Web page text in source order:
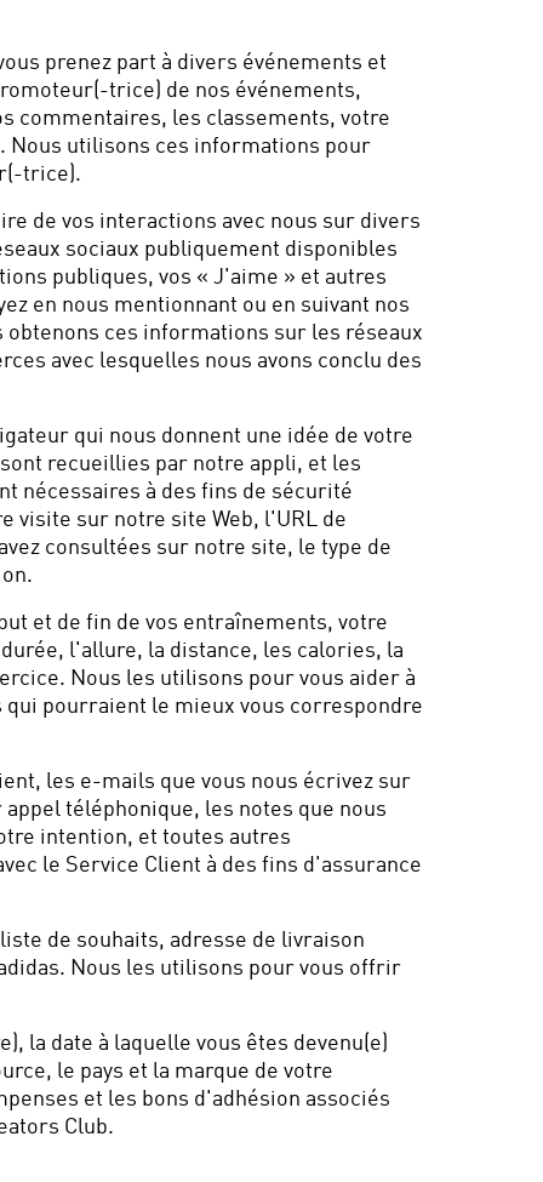
prenez part à divers événements et
trice) de nos événements,
commentaires, les classements, votre
Nous utilisons ces informations pour
trice).
de vos interactions avec nous sur divers
sociaux publiquement disponibles
publiques, vos « J'aime » et autres
en nous mentionnant ou en suivant nos
obtenons ces informations sur les réseaux
avec lesquelles nous avons conclu des
qui nous donnent une idée de votre
recueillies par notre appli, et les
nécessaires à des fins de sécurité
visite sur notre site Web, l'URL de
consultées sur notre site, le type de
et de fin de vos entraînements, votre
l'allure, la distance, les calories, la
Nous les utilisons pour vous aider à
pourraient le mieux vous correspondre
les e-mails que vous nous écrivez sur
téléphonique, les notes que nous
intention, et toutes autres
le Service Client à des fins d'assurance
de souhaits, adresse de livraison
Nous les utilisons pour vous offrir
la date à laquelle vous êtes devenu(e)
le pays et la marque de votre
et les bons d'adhésion associés
Club.